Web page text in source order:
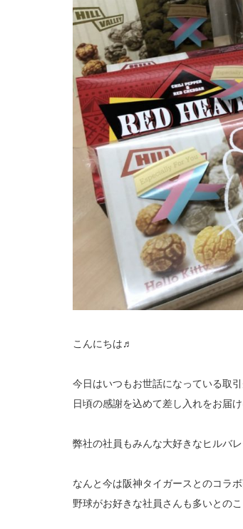
こんにちは♬
今日はいつもお世話になっている取引
日頃の感謝を込めて差し入れをお届
弊社の社員もみんな大好きなヒルバ
なんと今は阪神タイガースとのコラ
野球がお好きな社員さんも多いとの